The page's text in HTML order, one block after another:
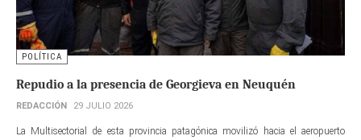
POLÍTICA
Repudio a la presencia de Georgieva en Neuquén
REDACCIÓN 29 JULIO 2026
La Multisectorial de esta provincia patagónica movilizó hacia el aeropuerto